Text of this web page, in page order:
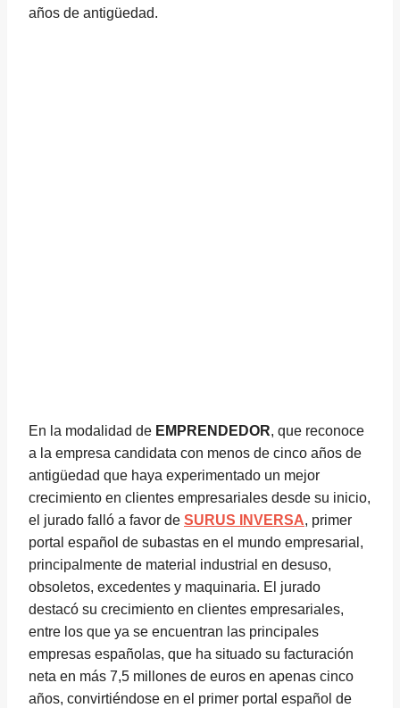
años de antigüedad.
En la modalidad de EMPRENDEDOR, que reconoce
a la empresa candidata con menos de cinco años de
antigüedad que haya experimentado un mejor
crecimiento en clientes empresariales desde su inicio,
el jurado falló a favor de SURUS INVERSA, primer
portal español de subastas en el mundo empresarial,
principalmente de material industrial en desuso,
obsoletos, excedentes y maquinaria. El jurado
destacó su crecimiento en clientes empresariales,
entre los que ya se encuentran las principales
empresas españolas, que ha situado su facturación
neta en más 7,5 millones de euros en apenas cinco
años, convirtiéndose en el primer portal español de